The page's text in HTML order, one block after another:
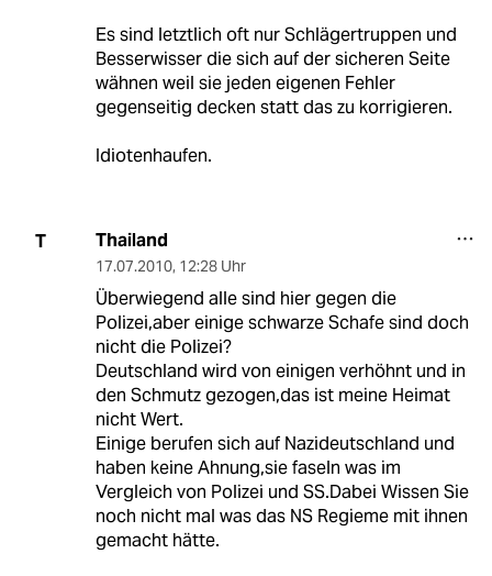
Es sind letztlich oft nur Schlägertruppen und
Besserwisser die sich auf der sicheren Seite
wähnen weil sie jeden eigenen Fehler
gegenseitig decken statt das zu korrigieren.
Idiotenhaufen.
T Thailand
17.07.2010, 12:28 Uhr
Überwiegend alle sind hier gegen die
Polizei,aber einige schwarze Schafe sind doch
nicht die Polizei?
Deutschland wird von einigen verhöhnt und in
den Schmutz gezogen,das ist meine Heimat
nicht Wert.
Einige berufen sich auf Nazideutschland und
haben keine Ahnung,sie faseln was im
Vergleich von Polizei und SS.Dabei Wissen Sie
noch nicht mal was das NS Regieme mit ihnen
gemacht hätte.